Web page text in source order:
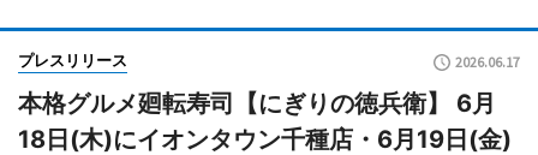
プレスリリース 2026.06.17
本格グルメ廻転寿司【にぎりの徳兵衛】 6月
18日(木)にイオンタウン千種店・6月19日(金)